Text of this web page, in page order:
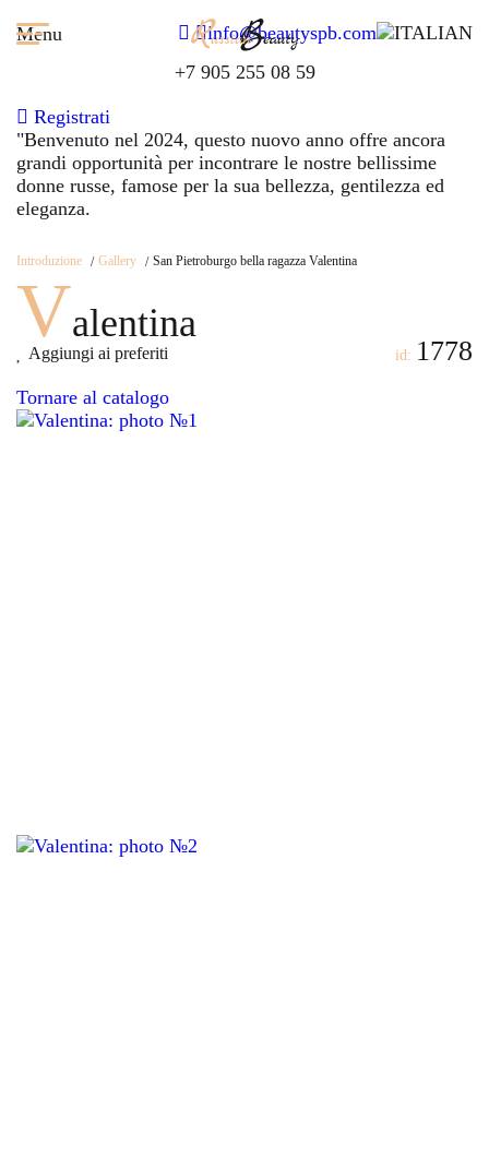
Menu
+7 905 255 08 59
info@beautyspb.com
Registrati
"Benvenuto nel 2024, questo nuovo anno offre ancora
grandi opportunità per incontrare le nostre bellissime
donne russe, famose per la sua bellezza, gentilezza ed
eleganza.
Introduzione Gallery San Pietroburgo bella ragazza Valentina
Valentina
Aggiungi ai preferiti id: 1778
Tornare al catalogo